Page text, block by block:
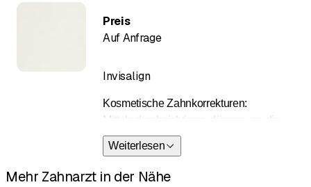
Invisalign
Kosmetische Zahnkorrekturen:
Mittels durchsichtigen, dünnen, an die
Zähne angepassten Kunststoffschienen
können leichte bis mittelmässig störende
Zahnfehlstellungen bei Erwachsenen
Weiterlesen
Preis
Auf Anfrage
Mehr Zahnarzt in der Nähe